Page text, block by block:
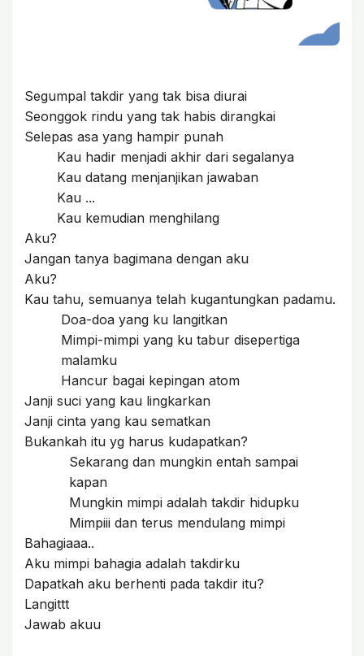
Segumpal takdir yang tak bisa diurai
Seonggok rindu yang tak habis dirangkai
Selepas asa yang hampir punah
Kau hadir menjadi akhir dari segalanya
Kau datang menjanjikan jawaban
Kau ...
Kau kemudian menghilang
Aku?
Jangan tanya bagimana dengan aku
Aku?
Kau tahu, semuanya telah kugantungkan padamu.
Doa-doa yang ku langitkan
Mimpi-mimpi yang ku tabur disepertiga
malamku
Hancur bagai kepingan atom
Janji suci yang kau lingkarkan
Janji cinta yang kau sematkan
Bukankah itu yg harus kudapatkan?
Sekarang dan mungkin entah sampai
kapan
Mungkin mimpi adalah takdir hidupku
Mimpiii dan terus mendulang mimpi
Bahagiaaa..
Aku mimpi bahagia adalah takdirku
Dapatkah aku berhenti pada takdir itu?
Langittt
Jawab akuu